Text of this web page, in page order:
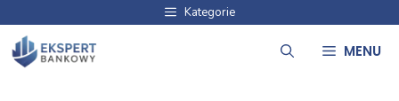
treści
Kategorie
MENU